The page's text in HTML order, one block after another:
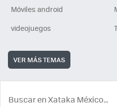
Móviles android
videojuegos
VER MÁS TEMAS